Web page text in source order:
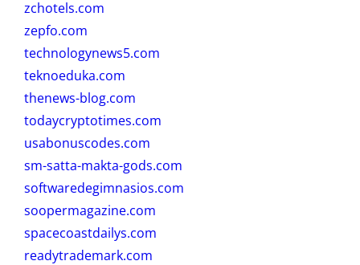
zchotels.com
zepfo.com
technologynews5.com
teknoeduka.com
thenews-blog.com
todaycryptotimes.com
usabonuscodes.com
sm-satta-makta-gods.com
softwaredegimnasios.com
soopermagazine.com
spacecoastdailys.com
readytrademark.com